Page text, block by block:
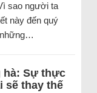
sao người ta
này đến quý
những…
hà: Sự thực
sẽ thay thế